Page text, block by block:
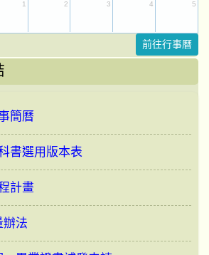
1 2 3 4
5
前往行事曆
簡曆
書選用版本表
計畫
辦法